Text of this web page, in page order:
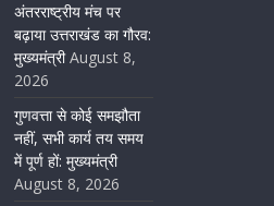
अंतरराष्ट्रीय मंच पर
बढ़ाया उत्तराखंड का गौरव:
मुख्यमंत्री August 8,
2026
गुणवत्ता से कोई समझौता
नहीं, सभी कार्य तय समय
में पूर्ण हों: मुख्यमंत्री
August 8, 2026